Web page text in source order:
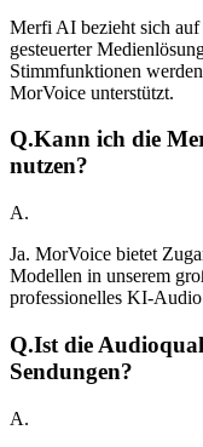
Merfi AI bezieht sich auf
gesteuerter
Stimmfunktionen
MorVoice unterstützt.
Q.Kann ich die
nutzen?
A.
Ja. MorVoice bietet
Modellen in unserem
professionelles KI-
Q.Ist die
Sendungen?
A.